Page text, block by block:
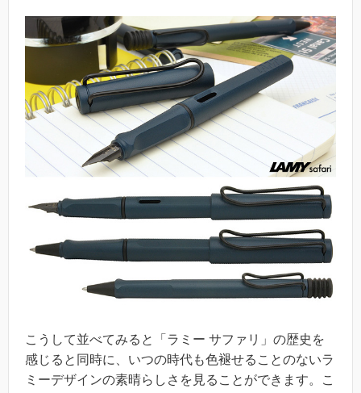
こうして並べてみると「ラミー サファリ」の歴史を
感じると同時に、いつの時代も色褪せることのないラ
ミーデザインの素晴らしさを見ることができます。こ